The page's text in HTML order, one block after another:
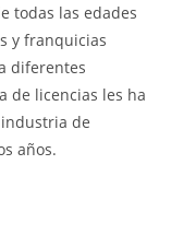
todas las edades
y franquicias
diferentes
de licencias les ha
de
años.